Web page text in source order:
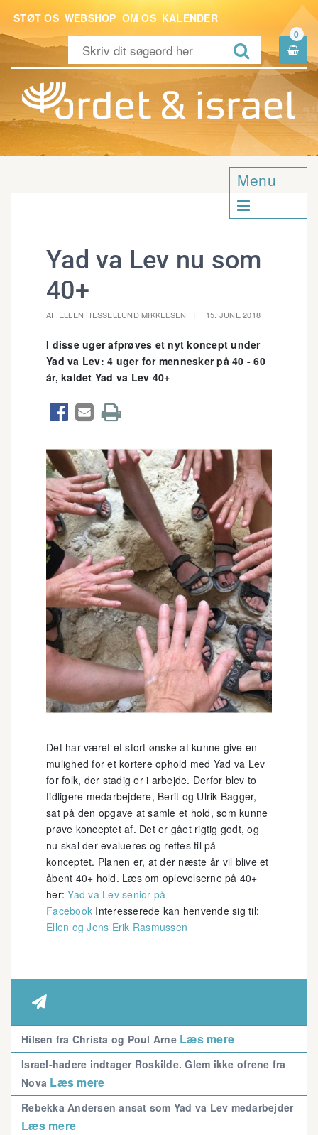
STØT OS WEBSHOP OM OS KALENDER

0

Menu

Yad va Lev nu som
40+
AF ELLEN HESSELLUND MIKKELSEN 15. JUNE 2018
I disse uger afprøves et nyt koncept under
Yad va Lev: 4 uger for mennesker på 40 - 60
år, kaldet Yad va Lev 40+
  
Det har været et stort ønske at kunne give en
mulighed for et kortere ophold med Yad va Lev
for folk, der stadig er i arbejde. Derfor blev to
tidligere medarbejdere, Berit og Ulrik Bagger,
sat på den opgave at samle et hold, som kunne
prøve konceptet af. Det er gået rigtig godt, og
nu skal der evalueres og rettes til på
konceptet. Planen er, at der næste år vil blive et
åbent 40+ hold. Læs om oplevelserne på 40+
her:Yad va Lev senior på
Facebook Interesserede kan henvende sig til:
Ellen og Jens Erik Rasmussen

Hilsen fra Christa og Poul Arne Læs mere
Israel-hadere indtager Roskilde. Glem ikke ofrene fra
Nova Læs mere
Rebekka Andersen ansat som Yad va Lev medarbejder
Læs mere